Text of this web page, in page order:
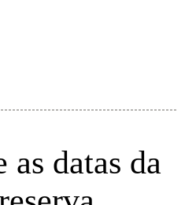
as datas da